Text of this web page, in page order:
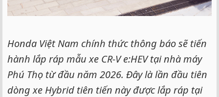
Honda Việt Nam chính thức thông báo sẽ tiến
hành lắp ráp mẫu xe CR-V e:HEV tại nhà máy
Phú Thọ từ đầu năm 2026. Đây là lần đầu tiên
dòng xe Hybrid tiên tiến này được lắp ráp tại